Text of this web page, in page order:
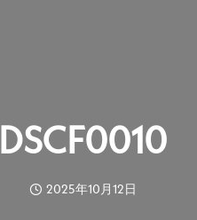
DSCF0010
2025年10月12日